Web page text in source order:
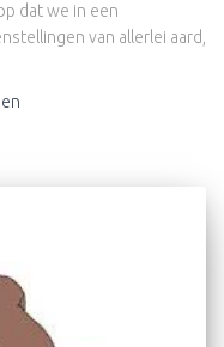
dat we in een
van allerlei aard,